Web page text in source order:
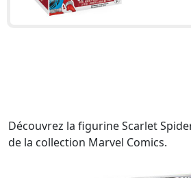
Découvrez la figurine Scarlet
de la collection Marvel Comics.